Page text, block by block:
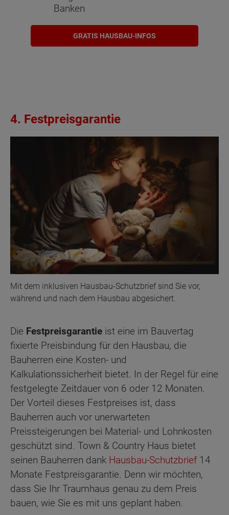
Banken
GRATIS HAUSBAU-INFOS
4. Festpreisgarantie
Mit dem inklusiven Hausbau-Schutzbrief sind Sie vor,
während und nach dem Hausbau abgesichert.
Die Festpreisgarantie ist eine im Bauvertag
fixierte Preisbindung für den Hausbau, die
Bauherren eine Kosten- und
Kalkulationssicherheit bietet. In der Regel für eine
festgelegte Zeitdauer von 6 oder 12 Monaten.
Der Vorteil dieses Festpreises ist, dass
Bauherren auch vor unerwarteten
Preissteigerungen bei Material- und Lohnkosten
geschützt sind. Town & Country Haus bietet
seinen Bauherren dank Hausbau-Schutzbrief14
Monate Festpreisgarantie. Denn wir möchten,
dass Sie Ihr Traumhaus genau zu dem Preis
bauen, wie Sie es mit uns geplant haben.